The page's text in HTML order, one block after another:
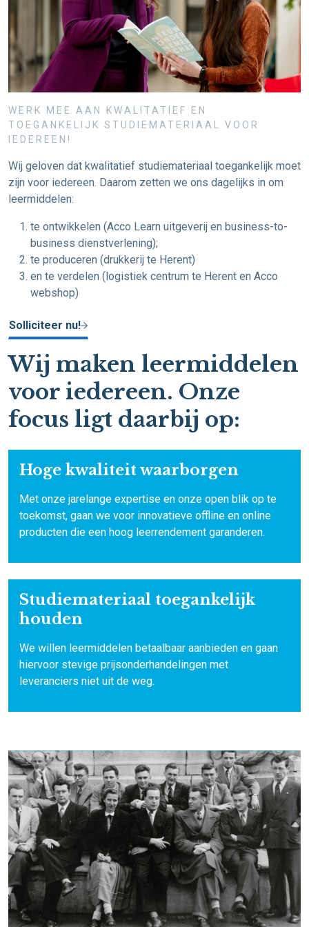
WERK MEE AAN KWALITATIEF EN
TOEGANKELIJK STUDIEMATERIAAL VOOR
IEDEREEN!
Wij geloven dat kwalitatief studiemateriaal toegankelijk moet
zijn voor iedereen. Daarom zetten we ons dagelijks in om
leermiddelen:
te ontwikkelen (Acco Learn uitgeverij en business-to-
business dienstverlening);
te produceren (drukkerij te Herent)
en te verdelen (logistiek centrum te Herent en Acco
webshop)
Solliciteer nu!
Wij maken leermiddelen
voor iedereen. Onze
focus ligt daarbij op:
Hoge kwaliteit waarborgen
Met onze jarelange expertise en onze open blik op te
toekomst, gaan we voor innovatieve offline en online
producten die een hoog leerrendement garanderen.
Studiemateriaal toegankelijk
houden
We willen leermiddelen betaalbaar aanbieden en gaan
hiervoor stevige prijsonderhandelingen met
leveranciers niet uit de weg.